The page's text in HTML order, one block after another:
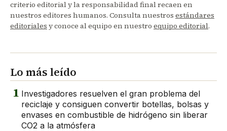
criterio editorial y la responsabilidad final recaen en
nuestros editores humanos. Consulta nuestros estándares
editoriales y conoce al equipo en nuestro equipo editorial.
Lo más leído
1 Investigadores resuelven el gran problema del
reciclaje y consiguen convertir botellas, bolsas y
envases en combustible de hidrógeno sin liberar
CO2 a la atmósfera